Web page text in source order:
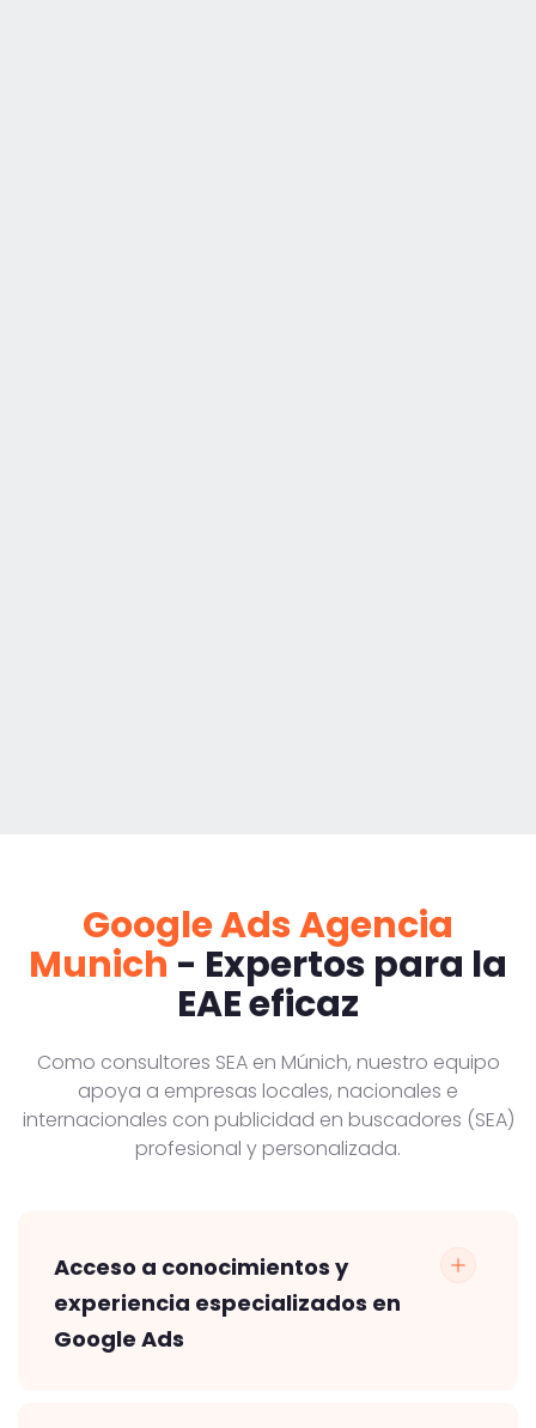
Google Ads Agencia
Munich - Expertos para la
EAE eficaz
Como consultores SEA en Múnich, nuestro equipo
apoya a empresas locales, nacionales e
internacionales con publicidad en buscadores (SEA)
profesional y personalizada.
Acceso a conocimientos y
experiencia especializados en
Google Ads